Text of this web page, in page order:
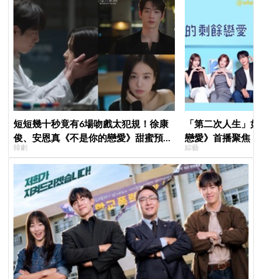
短短幾十秒竟有6場吻戲太犯規！徐康
俊、安恩真《不是你的戀愛》甜蜜預告
公開，網友直呼：太期待了！
韓劇
「第二次人生」
戀愛》首播聚焦
全場淚崩，初見
綜藝